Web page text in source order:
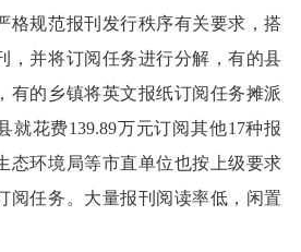
格规范报刊发行秩序有关要求，搭
，并将订阅任务进行分解，有的县
有的乡镇将英文报纸订阅任务摊派
就花费139.89万元订阅其他17种报
态环境局等市直单位也按上级要求
阅任务。大量报刊阅读率低，闲置